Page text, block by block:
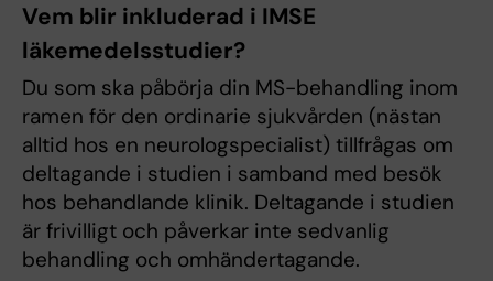
Vem blir inkluderad i IMSE
läkemedelsstudier?
Du som ska påbörja din MS-behandling inom
ramen för den ordinarie sjukvården (nästan
alltid hos en neurologspecialist) tillfrågas om
deltagande i studien i samband med besök
hos behandlande klinik. Deltagande i studien
är frivilligt och påverkar inte sedvanlig
behandling och omhändertagande.